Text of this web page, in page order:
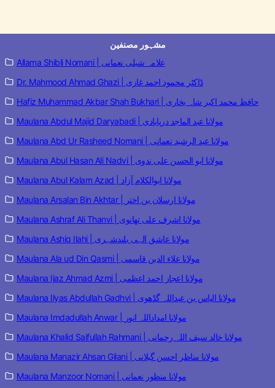
مشہور مصنفین
Allama Shibli Nomani | علامہ شبلی نعمانی
Dr. Mahmood Ahmad Ghazi | ڈاکٹر محمود احمد غازی
Hafiz Muhammad Akbar Shah Bukhari | حافظ محمد اکبر شاہ بخاری
Maulana Abdul Majid Daryabadi | مولانا عبد الماجد دریابادی
Maulana Abd Ur Rasheed Nomani | مولانا عبد الرشید نعمانی
Maulana Abul Hasan Ali Nadvi | مولانا ابو الحسن علی ندوی
Maulana Abul Kalam Azad | مولانا ابوالکلام آزاد
Maulana Arsalan Bin Akhtar | مولانا ارسلان بن اختر
Maulana Ashraf Ali Thanvi | مولانا اشرف علی تھانوی
Maulana Ashiq Ilahi | مولانا عاشق الہی بلندشہری
Maulana Ala ud Din Qasmi | مولانا علاء الدین قاسمی
Maulana Ijaz Ahmad Azmi | مولانا اعجاز احمد اعظمی
Maulana Ilyas Abdullah Gadhvi | مولانا الیاس بن عبداللہ گڈھوی
Maulana Imdadullah Anwar | مولانا امداداللہ انور
Maulana Khalid Saifullah Rahmani | مولانا خالد سیف اللہ رحمانی
Maulana Manazir Ahsan Gilani | مولانا مناظر احسن گیلانی
Maulana Manzoor Nomani | مولانا منظور نعمانی